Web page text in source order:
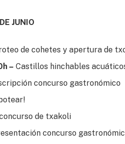
JUNIO
de cohetes y apertura de
– Castillos hinchables
concurso gastronómico
de txakoli
concurso